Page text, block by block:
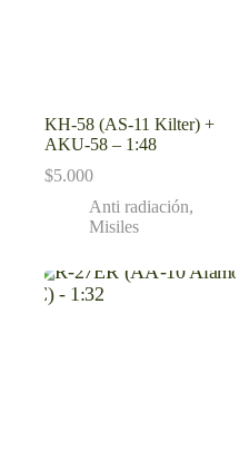
KH-58 (AS-11 Kilter) +
AKU-58 – 1:48
$5.000
Anti radiación,
Misiles